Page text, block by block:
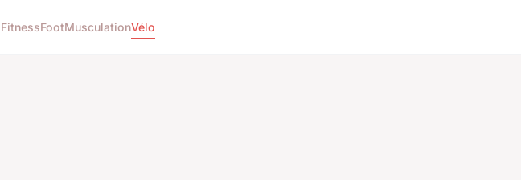
FitnessFootMusculationVélo